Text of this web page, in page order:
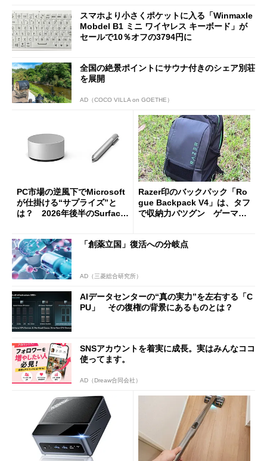
スマホより小さくポケットに入る「Winmaxle
Mobdel B1 ミニ ワイヤレス キーボード」が
セールで10％オフの3794円に
全国の絶景ポイントにサウナ付きのシェア別荘
を展開
AD（COCO VILLA on GOETHE）
PC市場の逆風下でMicrosoft
が仕掛ける“サプライズ”と
は？ 2026年後半のSurface
Razer印のバックパック「Ro
gue Backpack V4」は、タフ
で収納力バツグン ゲーマー
「創薬立国」復活への分岐点
AD（三菱総合研究所）
AIデータセンターの“真の実力”を左右する「C
PU」 その復権の背景にあるものとは？
SNSアカウントを着実に成長。実はみんなココ
使ってます。
AD（Dreaw合同会社）